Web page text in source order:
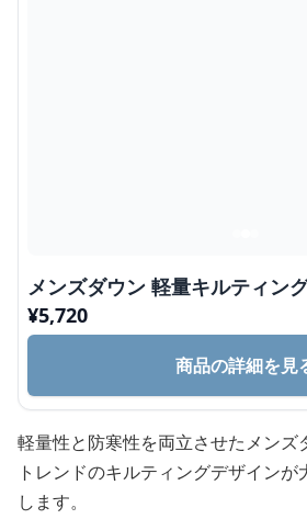
メンズダウン 軽量キルティン
¥5,720
商品の詳細を見
軽量性と防寒性を両立させたメンズ
トレンドのキルティングデザイン
します。